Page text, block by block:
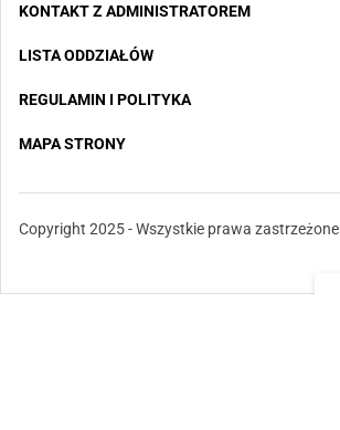
KONTAKT Z ADMINISTRATOREM
LISTA ODDZIAŁÓW
REGULAMIN I POLITYKA
MAPA STRONY
Copyright 2025 - Wszystkie prawa zastrzeżone